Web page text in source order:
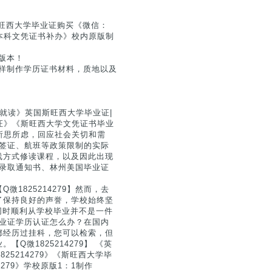
大学毕业证购买《微信：
文凭证书补办》校内原版制
本！
制作学历证书材料，质地以及
读》英国斯旺西大学毕业证|
《斯旺西大学文凭证书毕业
所虑，回应社会关切和需
证、航班等政策限制的实际
式修读课程，以及因此出现
取通知书、林州美国毕业证
微1825214279】然而，去
持良好的声誉，学校始终坚
顺利从学校毕业并不是一件
证学历认证怎么办？在国内
历过挂科，您可以检索，但
。【Q微1825214279】 《英
》《斯旺西大学毕
》学校原版1：1制作